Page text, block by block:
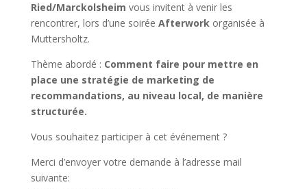
Ried/Marckolsheim vous invitent à venir les
rencontrer, lors d’une soirée Afterworkorganisée à
Muttersholtz.
Thème abordé : Comment faire pour mettre en
place une stratégie de marketing de
recommandations, au niveau local, de manière
structurée.
Vous souhaitez participer à cet événement ?
Merci d’envoyer votre demande à l’adresse mail
suivante: